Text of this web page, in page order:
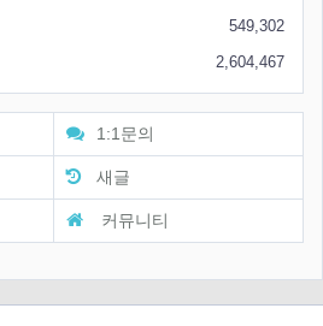
549,302
2,604,467
1:1문의
새글
커뮤니티